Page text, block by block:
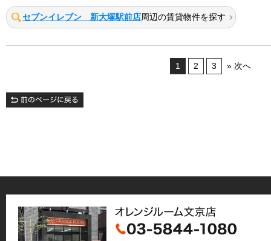
セブンイレブン 新大塚駅前店周辺の賃貸物件を探す
1 2 3 » 次へ